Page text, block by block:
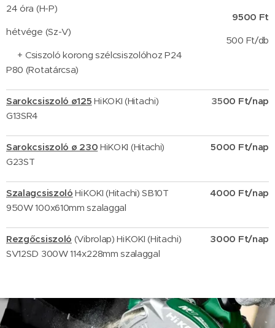
24 óra (H-P)
hétvége (Sz-V)
+ Csiszoló korong szélcsiszolóhoz P24
P80 (Rotatárcsa)
9500 Ft
500 Ft/db
Sarokcsiszoló ø125 HiKOKI (Hitachi)
G13SR4
3500 Ft/nap
Sarokcsiszoló ø 230 HiKOKI (Hitachi)
G23ST
5000 Ft/nap
Szalagcsiszoló HiKOKI (Hitachi) SB10T
950W 100x610mm szalaggal
4000 Ft/nap
Rezgőcsiszoló (Vibrolap) HiKOKI (Hitachi)
SV12SD 300W 114x228mm szalaggal
3000 Ft/nap